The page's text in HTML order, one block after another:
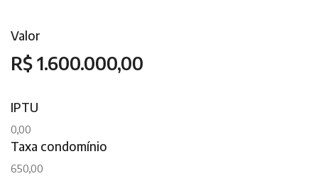
Valor
R$ 1.600.000,00
IPTU
0,00
Taxa condomínio
650,00